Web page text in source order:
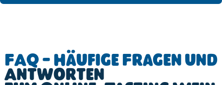
FAQ - Häufige Fragen und
Antworten